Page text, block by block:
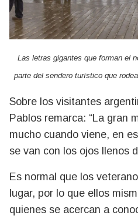
Las letras gigantes que forman el
parte del sendero turístico que
Sobre los visitantes
Pablos remarca: “La gran
mucho cuando viene, en
se van con los ojos llenos
Es normal que los
lugar, por lo que ellos
quienes se acercan a